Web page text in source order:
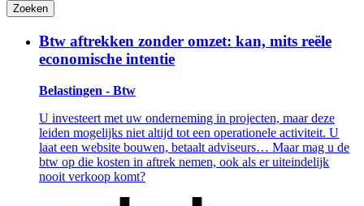
Zoeken
Btw aftrekken zonder omzet: kan, mits reële
economische intentie
Belastingen - Btw
U investeert met uw onderneming in projecten, maar deze
leiden mogelijks niet altijd tot een operationele activiteit. U
laat een website bouwen, betaalt adviseurs… Maar mag u de
btw op die kosten in aftrek nemen, ook als er uiteindelijk
nooit verkoop komt?